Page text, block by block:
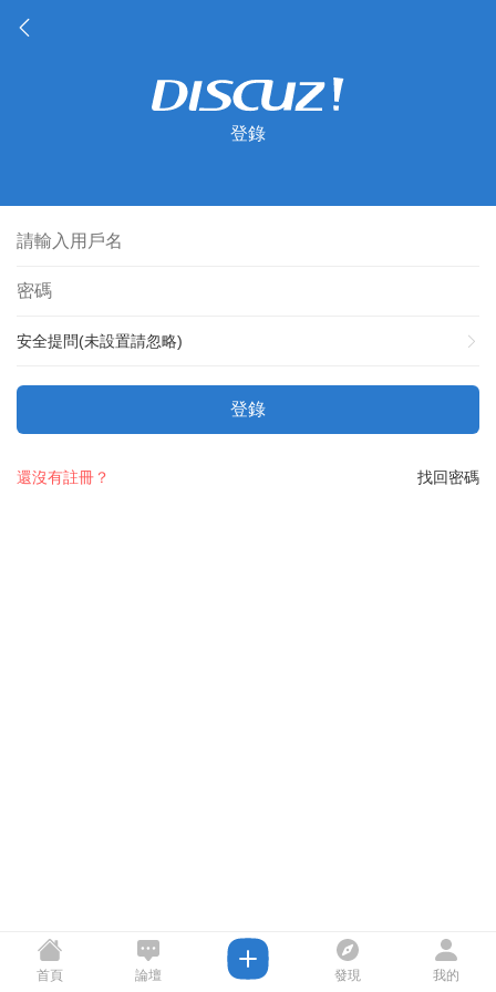
登錄
安全提問(未設置請忽略)
登錄
找回密碼
還沒有註冊？
首頁 論壇 發現 我的